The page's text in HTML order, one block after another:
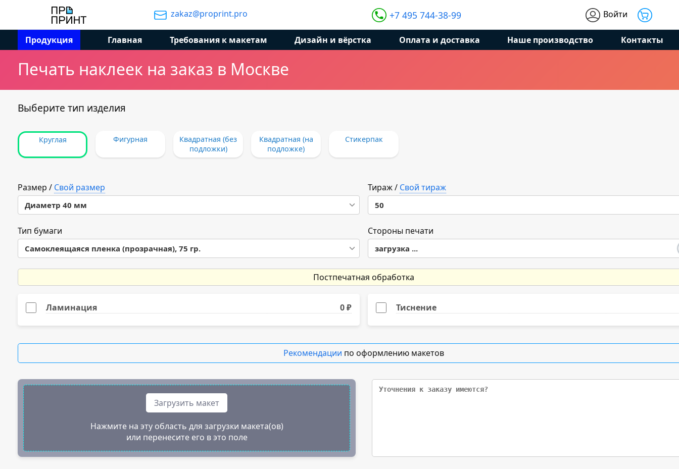
zakaz@proprint.pro +7 495 744-38-99 Войти
Продукция Главная Требования к макетам Дизайн и вёрстка Оплата и доставка Наше производство Контакты
Печать наклеек на заказ в Москве
Выберите тип изделия
Круглая Фигурная
Квадратная (без
подложки)
Квадратная (на
подложке)
Стикерпак
Размер / Свой размер
Диаметр 40 мм
Диаметр 40 мм
Диаметр 50 мм
Диаметр 80 мм
Диаметр 90 мм
Тираж/ Свой тираж
50
50
100
200
500
1000
2000
Тип бумаги
Самоклеящаяся пленка (прозрачная), 75 гр.
Самоклеящаяся пленка (прозрачная), 75 гр.
Самоклеящаяся бумага, 80 гр.
Стороны печати
загрузка ...
Постпечатная обработка
Ламинация 0 ₽ Тиснение
Рекомендации по оформлению макетов
Загрузить макет
Нажмите на эту область для загрузки макета(ов)
или перенесите его в это поле